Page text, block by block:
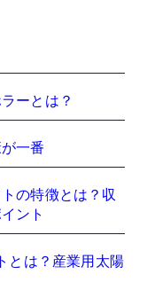
ーとは？
一番
の特徴とは？収
ント
とは？産業用太陽